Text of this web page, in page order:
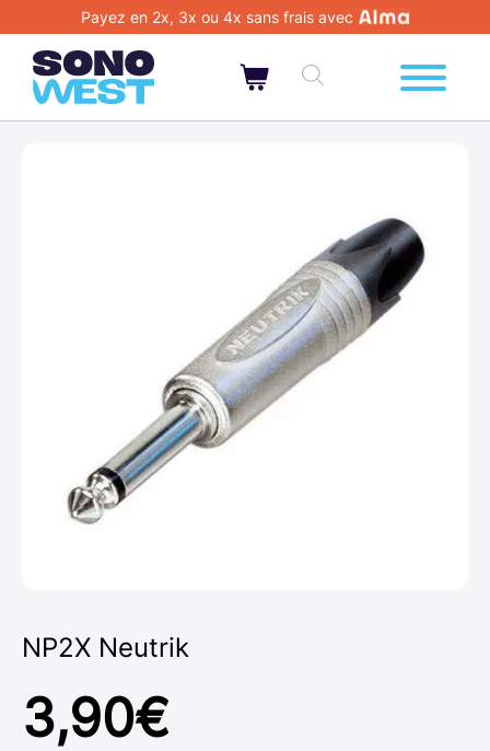
Payez en 2x, 3x ou 4x sans frais avec
NP2X Neutrik
3,90€